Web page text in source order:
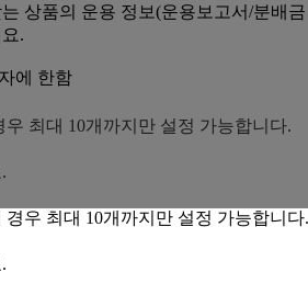
상품의 운용 정보(운용보고서/분배
.
에 한함
최대 10개까지만 설정 가능합니다.
우 최대 10개까지만 설정 가능합니다.